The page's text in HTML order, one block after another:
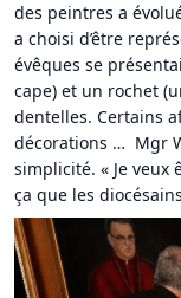
des peintres a
a choisi d’être
évêques se
cape) et un rochet
dentelles. Certains
décorations … Mgr
simplicité. « Je veux
ça que les